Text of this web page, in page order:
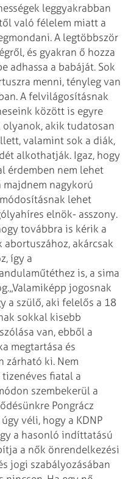
leggyakrabban
való félelem miatt a
A legtöbbször
és gyakran ő hozza
adhassa a babáját. Sok
menni, tényleg van
A felvilágosításnak
között is egyre
akik tudatosan
valamint sok a diák,
alkothatják. Igaz, hogy
érdemben nem lehet
majdnem nagykorú
lehet
elnök- asszony.
továbbra is kérik a
abortuszához, akárcsak
így a
is, a sima
„Valamiképp jogosnak
a szülő, aki felelős a 18
sokkal kisebb
van, ebből a
megtartása és
zárható ki. Nem
tizenéves fiatal a
szembekerül a
Pongrácz
véli, hogy a KDNP
a hasonló indíttatású
a nők önrendelkezési
jogi szabályozásában